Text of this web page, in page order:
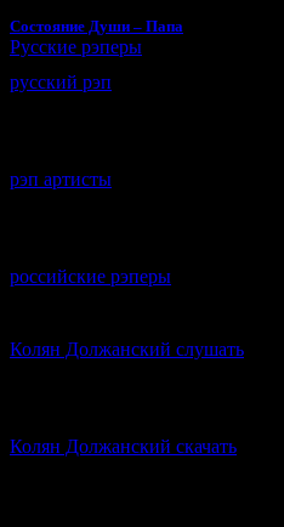
Состояние Души – Папа
Русские рэперы
русский рэп
рэп артисты
российские рэперы
Колян Должанский слушать
Колян Должанский скачать